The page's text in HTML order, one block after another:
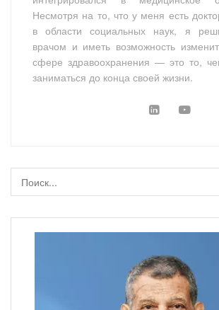
Несмотря на то, что у меня есть
в области социальных наук, я
врачом и иметь возможность
сфере здравоохранения — это то,
заниматься до конца своей жизни.